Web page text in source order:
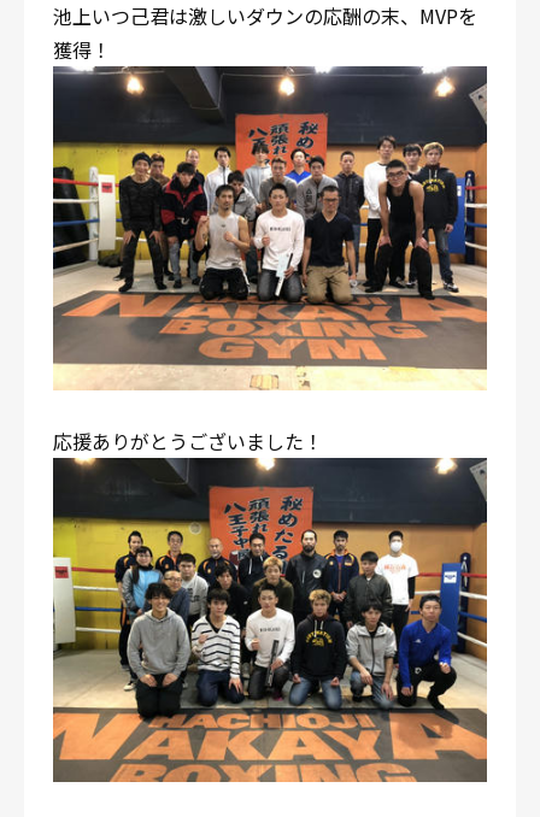
池上いつ己君は激しいダウンの応酬の末、MVPを
獲得！
応援ありがとうございました！